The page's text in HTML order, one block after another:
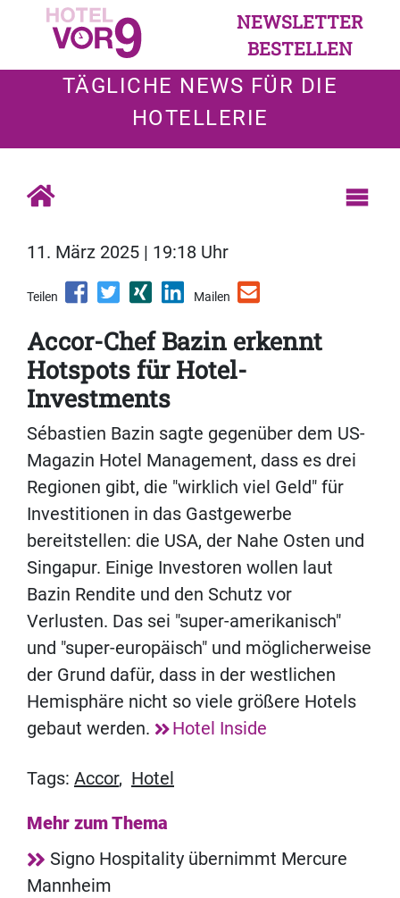
NEWSLETTER
BESTELLEN
TÄGLICHE NEWS FÜR DIE
HOTELLERIE
11. März 2025 | 19:18 Uhr
Teilen Mailen
Accor-Chef Bazin erkennt
Hotspots für Hotel-
Investments
Sébastien Bazin sagte gegenüber dem US-
Magazin Hotel Management, dass es drei
Regionen gibt, die "wirklich viel Geld" für
Investitionen in das Gastgewerbe
bereitstellen: die USA, der Nahe Osten und
Singapur. Einige Investoren wollen laut
Bazin Rendite und den Schutz vor
Verlusten. Das sei "super-amerikanisch"
und "super-europäisch" und möglicherweise
der Grund dafür, dass in der westlichen
Hemisphäre nicht so viele größere Hotels
gebaut werden.
Hotel Inside
Tags: Accor, Hotel
Mehr zum Thema
Signo Hospitality übernimmt Mercure
Mannheim